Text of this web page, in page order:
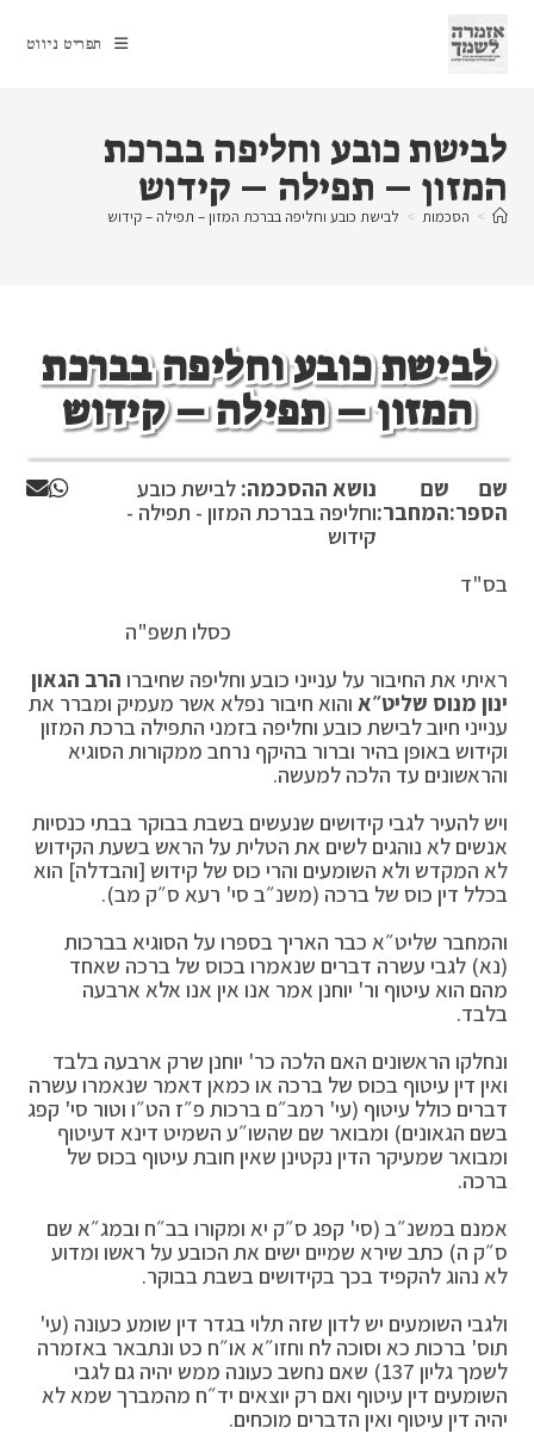
content
תפריט ניווט
לבישת כובע וחליפה בברכת
המזון – תפילה – קידוש
> הסכמות > לבישת כובע וחליפה בברכת המזון – תפילה – קידוש
לבישת כובע וחליפה בברכת
המזון – תפילה – קידוש
שם
הספר:
שם
המחבר:
נושא ההסכמה: לבישת כובע
וחליפה בברכת המזון - תפילה -
קידוש
בס"ד
כסלו תשפ"ה
ראיתי את החיבור על ענייני כובע וחליפה שחיברו הרב הגאון
ינון מנוס שליט״א והוא חיבור נפלא אשר מעמיק ומברר את
ענייני חיוב לבישת כובע וחליפה בזמני התפילה ברכת המזון
וקידוש באופן בהיר וברור בהיקף נרחב ממקורות הסוגיא
והראשונים עד הלכה למעשה.
ויש להעיר לגבי קידושים שנעשים בשבת בבוקר בבתי כנסיות
אנשים לא נוהגים לשים את הטלית על הראש בשעת הקידוש
לא המקדש ולא השומעים והרי כוס של קידוש [והבדלה] הוא
בכלל דין כוס של ברכה (משנ״ב סי' רעא ס״ק מב).
והמחבר שליט״א כבר האריך בספרו על הסוגיא בברכות
(נא) לגבי עשרה דברים שנאמרו בכוס של ברכה שאחד
מהם הוא עיטוף ור' יוחנן אמר אנו אין אנו אלא ארבעה
בלבד.
ונחלקו הראשונים האם הלכה כר' יוחנן שרק ארבעה בלבד
ואין דין עיטוף בכוס של ברכה או כמאן דאמר שנאמרו עשרה
דברים כולל עיטוף (עי' רמב״ם ברכות פ״ז הט״ו וטור סי' קפג
בשם הגאונים) ומבואר שם שהשו״ע השמיט דינא דעיטוף
ומבואר שמעיקר הדין נקטינן שאין חובת עיטוף בכוס של
ברכה.
אמנם במשנ״ב (סי' קפג ס״ק יא ומקורו בב״ח ובמג״א שם
ס״ק ה) כתב שירא שמיים ישים את הכובע על ראשו ומדוע
לא נהוג להקפיד בכך בקידושים בשבת בבוקר.
ולגבי השומעים יש לדון שזה תלוי בגדר דין שומע כעונה (עי'
תוס' ברכות כא וסוכה לח וחזו״א או״ח כט ונתבאר באזמרה
לשמך גליון 137) שאם נחשב כעונה ממש יהיה גם לגבי
השומעים דין עיטוף ואם רק יוצאים יד״ח מהמברך שמא לא
יהיה דין עיטוף ואין הדברים מוכחים.